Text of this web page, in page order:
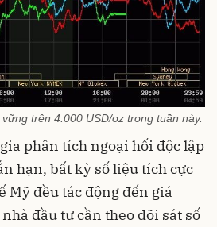
trên 4.000 USD/oz trong tuần này.
phân tích ngoại hối độc lập
hạn, bất kỳ số liệu tích cực
Mỹ đều tác động đến giá
đầu tư cần theo dõi sát số